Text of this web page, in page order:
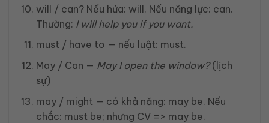
will / can? Nếu hứa: will. Nếu năng lực: can.
Thường: I will help you if you want.
must / have to — nếu luật: must.
May / Can — May I open the window?(lịch
sự)
may / might — có khả năng: may be. Nếu
chắc: must be; nhưng CV => may be.